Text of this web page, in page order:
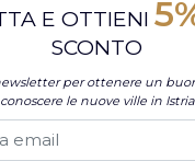
ramo sanno che
natura
ricco patrimonio
E OTTIENI
SCONTO
per ottenere un
le nuove ville in Istria